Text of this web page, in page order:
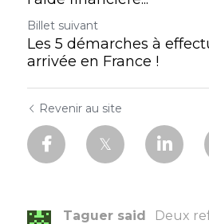
Billet suivant
Les 5 démarches à
arrivée en France !
Revenir au site
Taguer said Deux